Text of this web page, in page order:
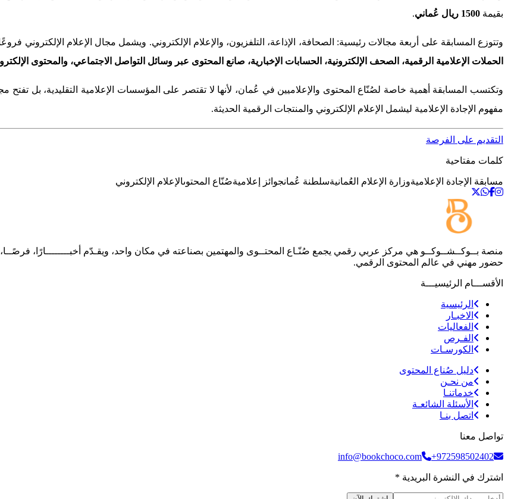
بقيمة 1500 ريال عُماني .
وتتوزع المسابقة على أربعة مجالات رئيسية: الصحافة، الإذاعة، التلفزيون، والإعلام الإلكتروني. ويشمل مجال الإعلام الإلكتروني
الحملات الإعلامية الرقمية، الصحف الإلكترونية، الحسابات الإخبارية، صانع المحتوى عبر وسائل التواصل الاجتماعي، والمحتوى
وتكتسب المسابقة أهمية خاصة لصُنّاع المحتوى والإعلاميين في عُمان، لأنها لا تقتصر على المؤسسات الإعلامية التقليدية، بل
مفهوم الإجادة الإعلامية ليشمل الإعلام الإلكتروني والمنتجات الرقمية الحديثة.
التقديم على الفرصة
كلمات مفتاحية
مسابقة الإجادة الإعلاميةوزارة الإعلام العُمانيةسلطنة عُمانجوائز إعلاميةصُنّاع المحتوىالإعلام الإلكتروني
منصة بــوكــشــوكــو هي مركز عربي رقمي يجمع صُنّـاع المحتــوى والمهتمين بصناعته في مكان واحد، ويقـدّم أخبــــــــارًا،
حضور مهني في عالم المحتوى الرقمي.
الأقســـام الرئيسيـــة
الرئيسية
الاخبـار
الفعاليات
الفـرص
الكورسـات
دليل صُناع المحتوى
من نحـن
خدماتنـا
الأسئلة الشائعـة
اتصل بنـا
تواصل معنا
info@bookchoco.com
+972598502402
اشترك في النشرة البريدية *